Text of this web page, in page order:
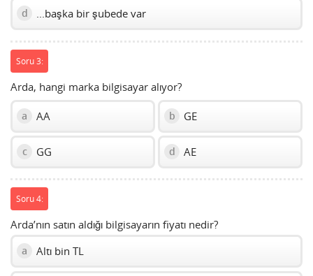
d ...başka bir şubede var
Soru 3:
Arda, hangi marka bilgisayar alıyor?
a AA b GE
c GG d AE
Soru 4:
Arda’nın satın aldığı bilgisayarın fiyatı nedir?
a Altı bin TL